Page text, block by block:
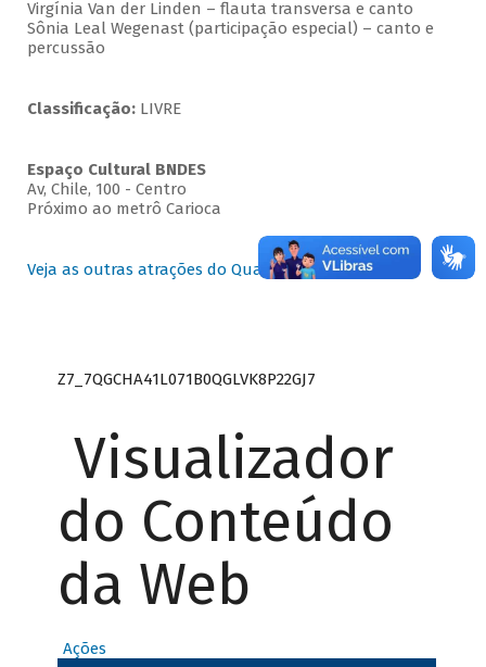
Virgínia Van der Linden – flauta transversa e canto
Sônia Leal Wegenast (participação especial) – canto e
percussão
Classificação:LIVRE
Espaço Cultural BNDES
Av, Chile, 100 - Centro
Próximo ao metrô Carioca
Veja as outras atrações do Quartas Instrumentais
Z7_7QGCHA41L071B0QGLVK8P22GJ7
Visualizador
do Conteúdo
da Web
Ações